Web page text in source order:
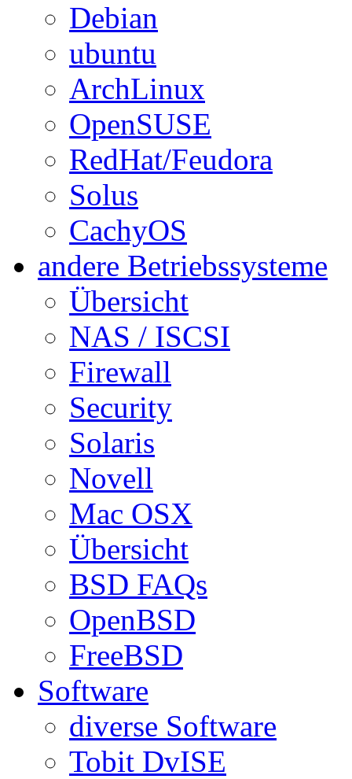
Debian
ubuntu
ArchLinux
OpenSUSE
RedHat/Feudora
Solus
CachyOS
andere Betriebssysteme
Übersicht
NAS / ISCSI
Firewall
Security
Solaris
Novell
Mac OSX
Übersicht
BSD FAQs
OpenBSD
FreeBSD
Software
diverse Software
Tobit DvISE